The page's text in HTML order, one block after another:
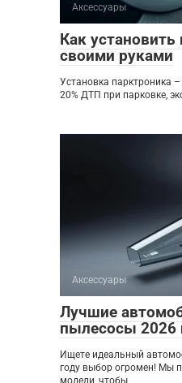
Аксессуары
Как установить
своими руками
Установка парктроника
20% ДТП при парковке,
Аксессуары
Лучшие
пылесосы 2026
Ищете идеальный
году выбор огромен! Мы
модели, чтобы